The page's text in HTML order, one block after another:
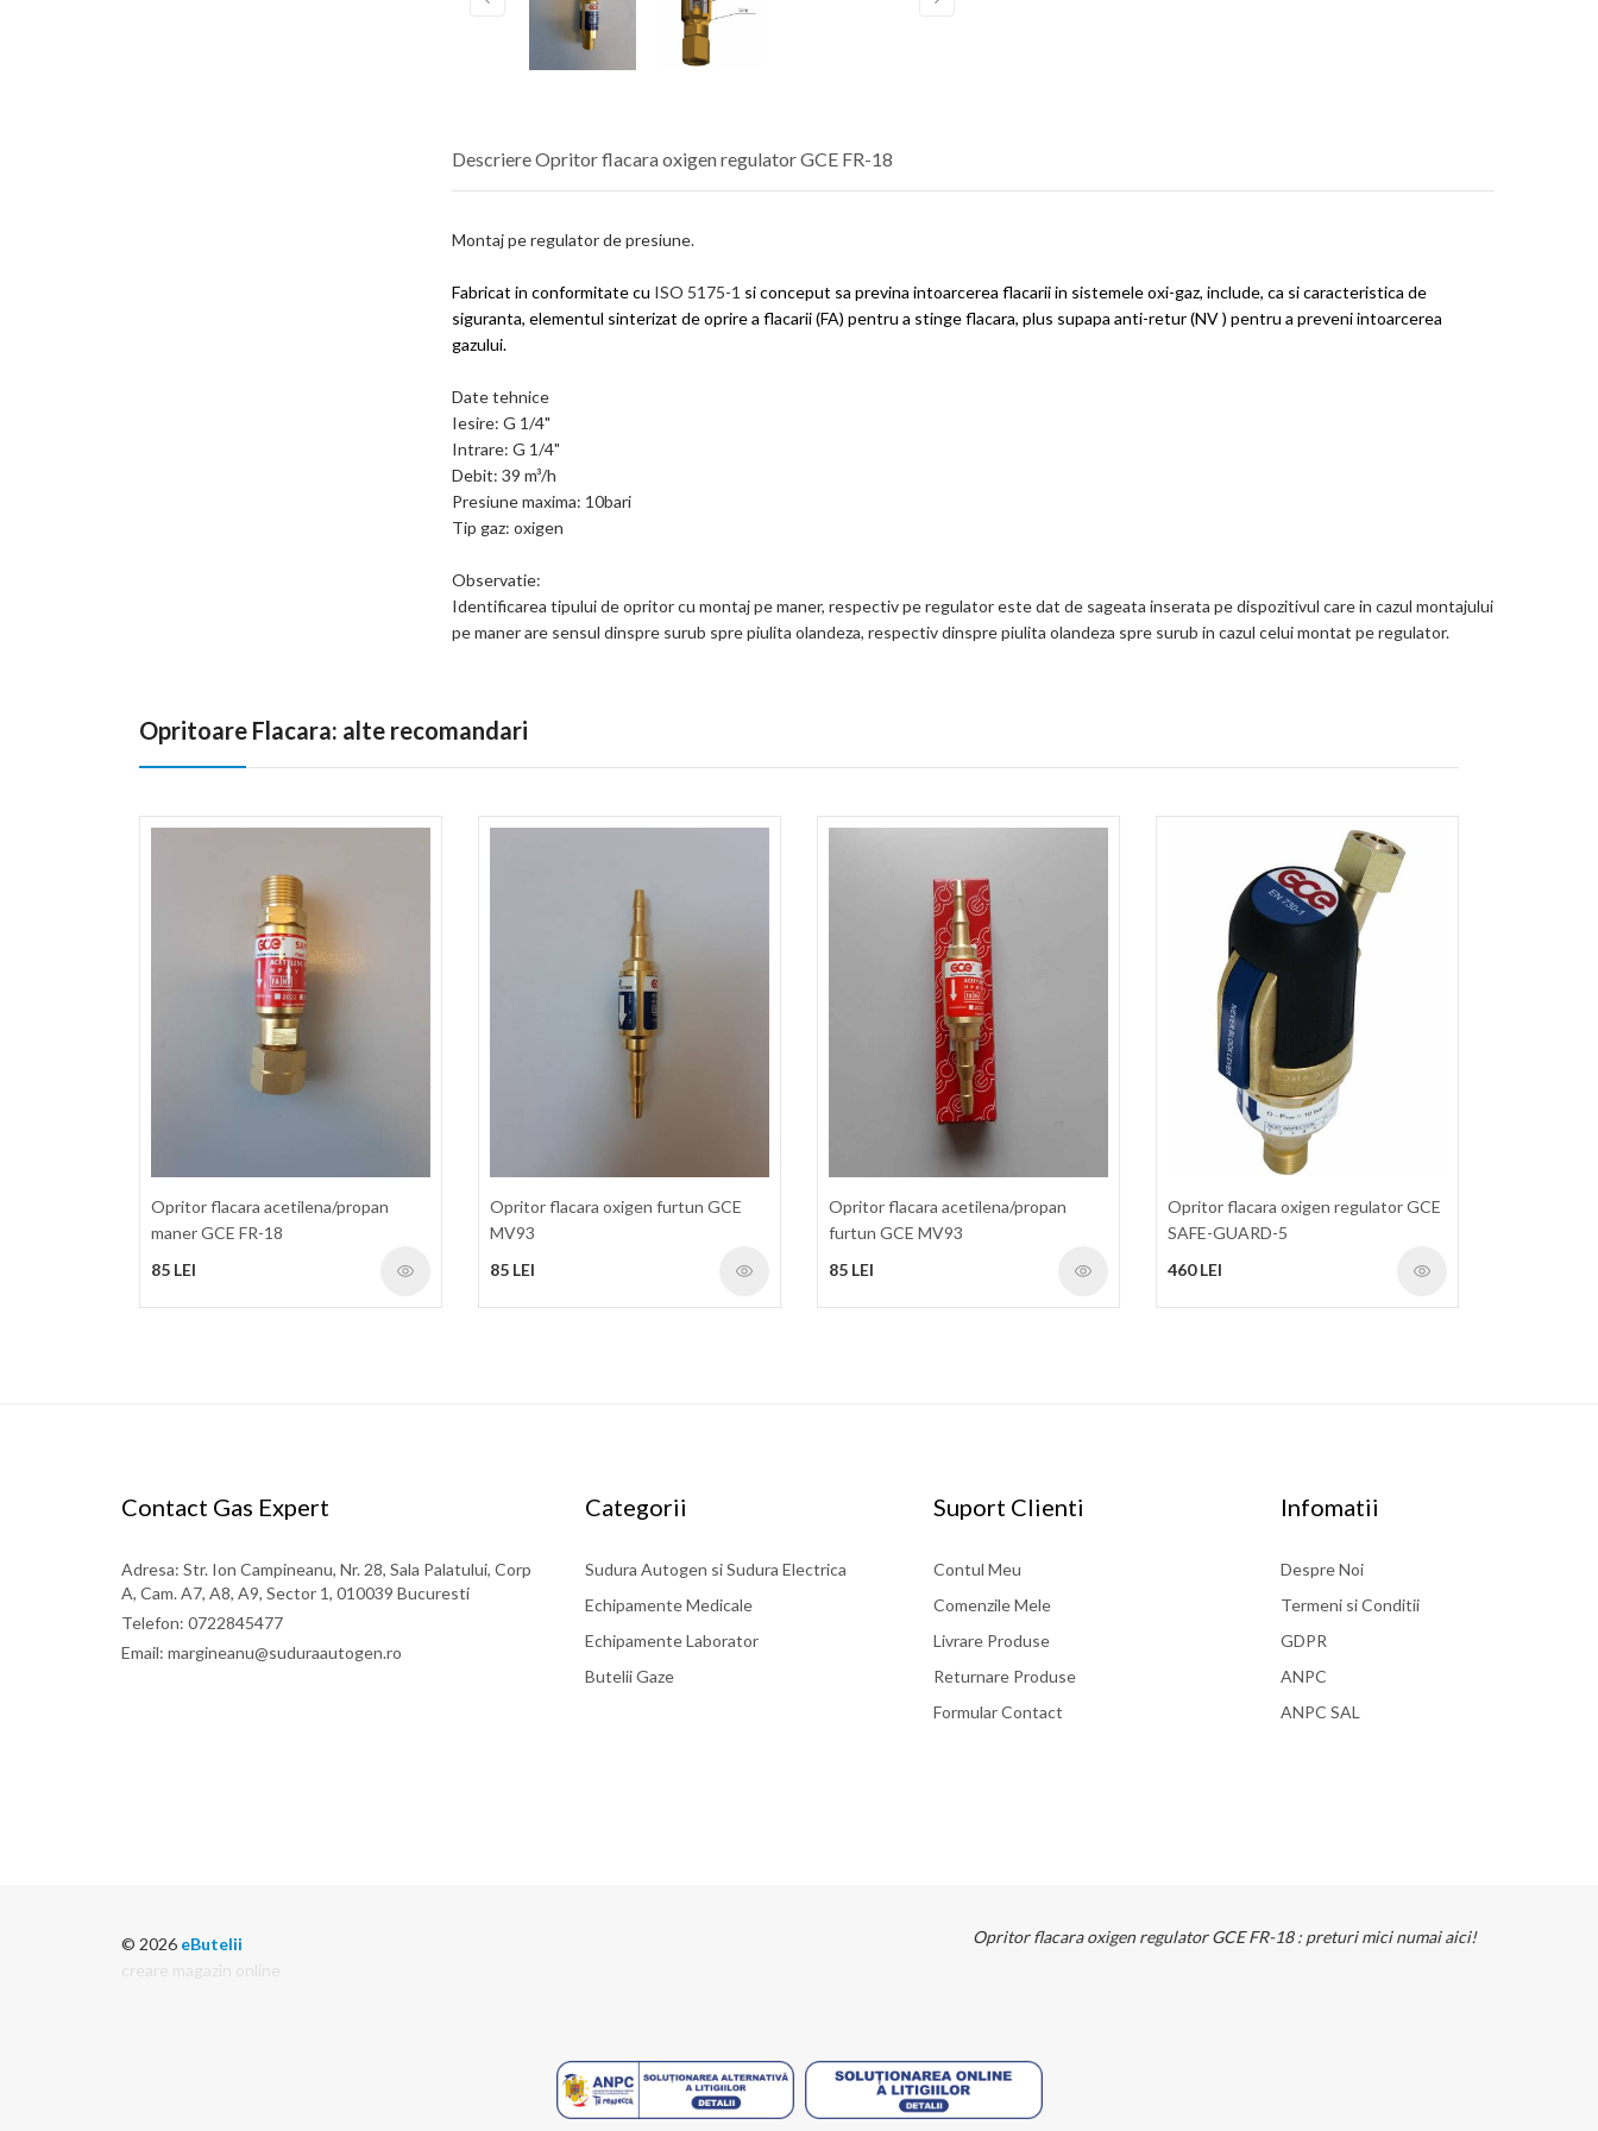
Descriere Opritor flacara oxigen regulator GCE FR-18
Montaj pe regulator de presiune.
Fabricat in conformitate cu ISO 5175-1 si conceput sa previna intoarcerea flacarii in sistemele oxi-gaz, include, ca si caracteristica de
siguranta, elementul sinterizat de oprire a flacarii (FA) pentru a stinge flacara, plus supapa anti-retur (NV ) pentru a preveni intoarcerea
gazului.
Date tehnice
Iesire: G 1/4"
Intrare: G 1/4"
Debit: 39 m³/h
Presiune maxima: 10bari
Tip gaz: oxigen
Observatie:
Identificarea tipului de opritor cu montaj pe maner, respectiv pe regulator este dat de sageata inserata pe dispozitivul care in cazul montajului
pe maner are sensul dinspre surub spre piulita olandeza, respectiv dinspre piulita olandeza spre surub in cazul celui montat pe regulator.
Opritoare Flacara: alte recomandari
Opritor flacara acetilena/propan
maner GCE FR-18
85 LEI
Opritor flacara oxigen furtun GCE
MV93
85 LEI
Opritor flacara acetilena/propan
furtun GCE MV93
85 LEI
Opritor flacara oxigen regulator GCE
SAFE-GUARD-5
460 LEI
Contact Gas Expert
Adresa: Str. Ion Campineanu, Nr. 28, Sala Palatului, Corp
A, Cam. A7, A8, A9, Sector 1, 010039 Bucuresti
Telefon: 0722845477
Email: margineanu@suduraautogen.ro
Categorii
Sudura Autogen si Sudura Electrica
Echipamente Medicale
Echipamente Laborator
Butelii Gaze
Suport Clienti
Contul Meu
Comenzile Mele
Livrare Produse
Returnare Produse
Formular Contact
Infomatii
Despre Noi
Termeni si Conditii
GDPR
ANPC
ANPC SAL
Opritor flacara oxigen regulator GCE FR-18 : preturi mici numai aici!
© 2026 eButelii
creare magazin online